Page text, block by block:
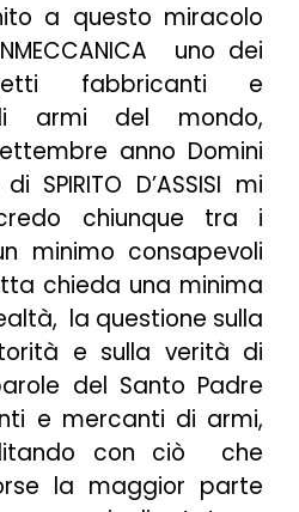
a questo miracolo
uno dei
fabbricanti e
armi del mondo,
anno Domini
SPIRITO D’ASSISI mi
chiunque tra i
minimo consapevoli
chieda una minima
la questione sulla
e sulla verità di
del Santo Padre
e mercanti di armi,
con ciò che
la maggior parte